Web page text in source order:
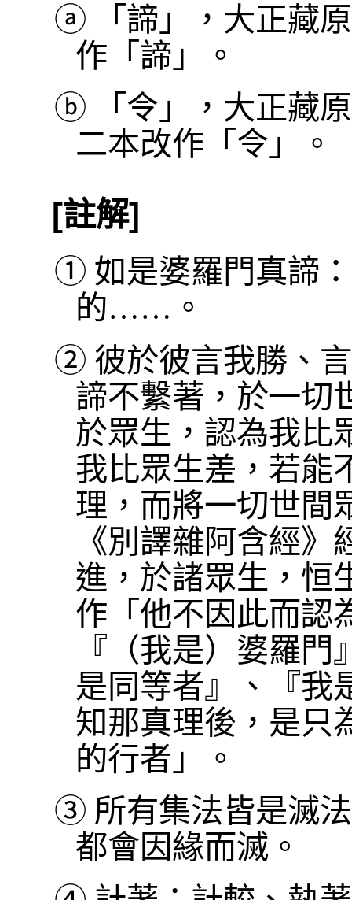
ⓐ
「諦」，大正藏
作「諦」。
ⓑ
「令」，大正藏
二本改作「令」。
[註解]
① 如是婆羅門真諦
的……。
② 彼於彼言我勝、
諦不繫著，於一切
於眾生，認為我比
我比眾生差，若能
理，而將一切世間
《別譯雜阿含經
進，於諸眾生，恒
作「他不因此而認
『（我是）婆羅
是同等者』、『我
知那真理後，是只
的行者」。
③ 所有集法皆是滅
都會因緣而滅。